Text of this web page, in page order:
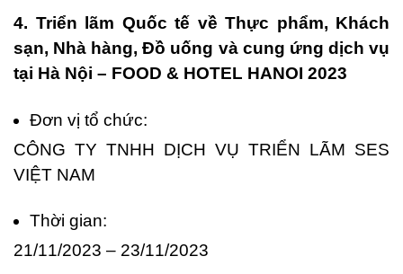
4. Triển lãm Quốc tế về Thực phẩm, Khách
sạn, Nhà hàng, Đồ uống và cung ứng dịch vụ
tại Hà Nội – FOOD & HOTEL HANOI 2023
Đơn vị tổ chức:
CÔNG TY TNHH DỊCH VỤ TRIỂN LÃM SES
VIỆT NAM
Thời gian:
21/11/2023 – 23/11/2023